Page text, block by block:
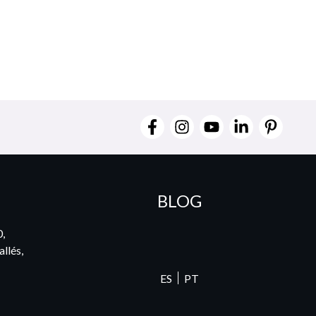
BLOG
ES PT